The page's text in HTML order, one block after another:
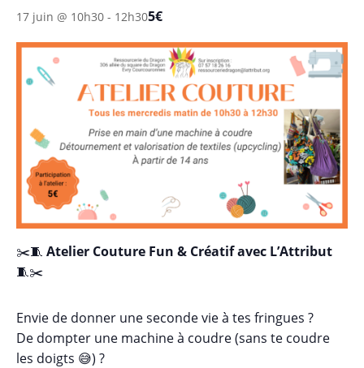
17 juin @ 10h30 - 12h305€
✂️🧵 Atelier Couture Fun & Créatif avec L’Attribut
🧵✂️
Envie de donner une seconde vie à tes fringues ?
De dompter une machine à coudre (sans te coudre
les doigts 😅) ?